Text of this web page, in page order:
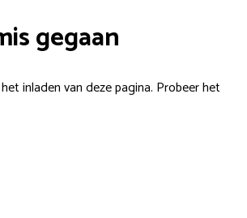
gegaan
inladen van deze pagina. Probeer het